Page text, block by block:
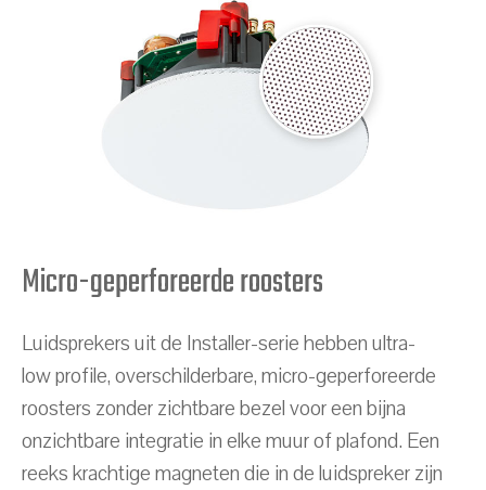
Micro-geperforeerde roosters
Luidsprekers uit de Installer-serie hebben ultra-
low profile, overschilderbare, micro-geperforeerde
roosters zonder zichtbare bezel voor een bijna
onzichtbare integratie in elke muur of plafond. Een
reeks krachtige magneten die in de luidspreker zijn